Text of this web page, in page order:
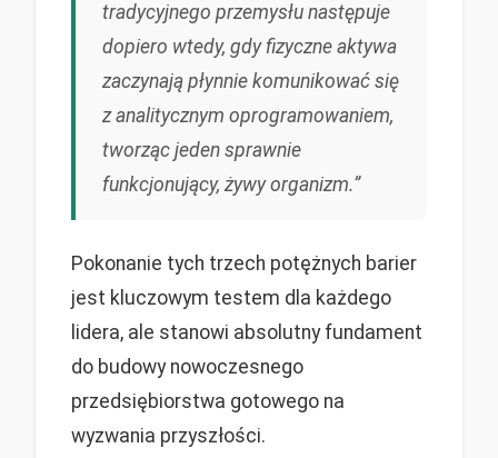
tradycyjnego przemysłu następuje
dopiero wtedy, gdy fizyczne aktywa
zaczynają płynnie komunikować się
z analitycznym oprogramowaniem,
tworząc jeden sprawnie
funkcjonujący, żywy organizm.”
Pokonanie tych trzech potężnych barier
jest kluczowym testem dla każdego
lidera, ale stanowi absolutny fundament
do budowy nowoczesnego
przedsiębiorstwa gotowego na
wyzwania przyszłości.